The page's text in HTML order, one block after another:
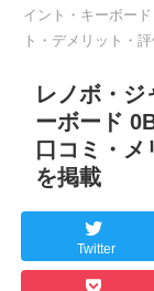
イント・キーボー
ト・デメリット・
レノボ・ジ
ーボード
口コミ・
を掲載
Twitter